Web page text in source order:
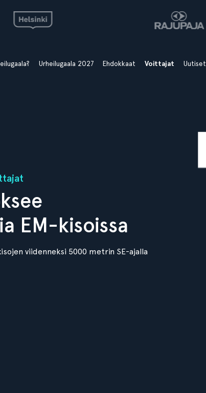
Urheilugaala 2027 Ehdokkaat Voittajat Uutiset
EM-kisoissa
viidenneksi 5000 metrin SE-ajalla